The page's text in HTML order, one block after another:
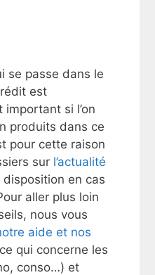
se passe dans le
est
important si l’on
produits dans ce
pour cette raison
sur l’actualité
en cas
aller plus loin
nous vous
aide et nos
qui concerne les
conso…) et